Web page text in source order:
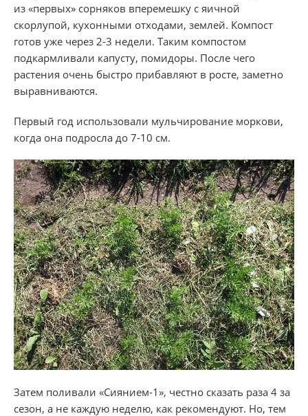
из «первых» сорняков вперемешку с яичной
скорлупой, кухонными отходами, землей. Компост
готов уже через 2-3 недели. Таким компостом
подкармливали капусту, помидоры. После чего
растения очень быстро прибавляют в росте, заметно
выравниваются.
Первый год использовали мульчирование моркови,
когда она подросла до 7-10 см.
Затем поливали «Сиянием-1», честно сказать раза 4 за
сезон, а не каждую неделю, как рекомендуют. Но, тем